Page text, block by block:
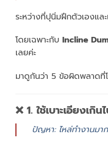
ระหว่างที่ปุนิ่มฝึกตัวเองแ
โดยเฉพาะกับ Incline
เลยค่ะ
มาดูกันว่า 5 ข้อผิดพลาดที่โ
❌ 1. ใช้เบาะเอียงเกิน
ปัญหา: ไหล่ทำงานมา